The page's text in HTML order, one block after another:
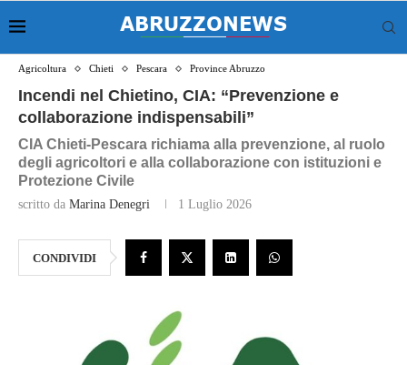
Agricoltura Chieti Pescara Province Abruzzo
Incendi nel Chietino, CIA: “Prevenzione e
collaborazione indispensabili”
CIA Chieti-Pescara richiama alla prevenzione, al ruolo
degli agricoltori e alla collaborazione con istituzioni e
Protezione Civile
scritto da Marina Denegri 1 Luglio 2026
CONDIVIDI